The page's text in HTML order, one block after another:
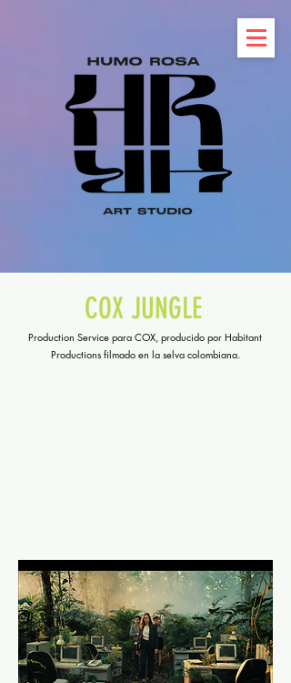
COX JUNGLE
Production Service para COX, producido por Habitant
Productions filmado en la selva colombiana.